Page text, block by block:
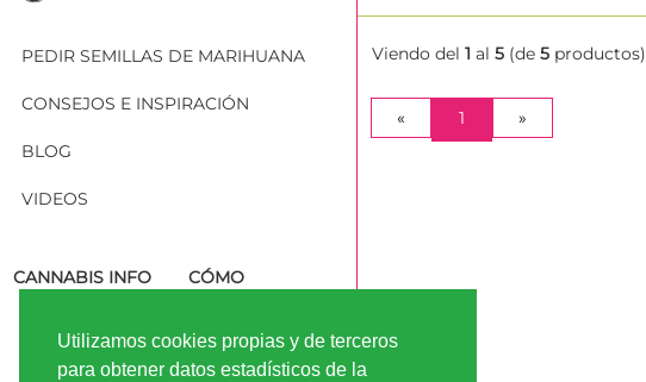
Utilizamos cookies propias y de terceros
para obtener datos estadísticos de la
Viendo del 1 al 5 (de 5 productos)
« 1 (CURRENT)
»
PEDIR SEMILLAS DE MARIHUANA
CONSEJOS E INSPIRACIÓN
BLOG
VIDEOS
CANNABIS INFO
CÓMO
SEMILLAS DE
MARIHUANA